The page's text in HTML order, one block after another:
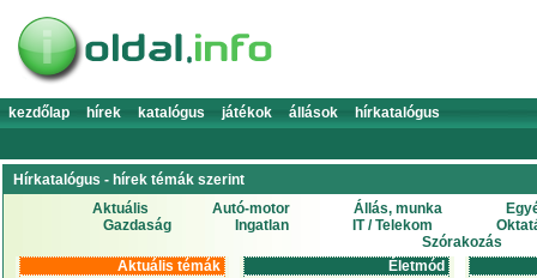
kezdőlap hírek katalógus játékok állások hírkatalógus
Hírkatalógus - hírek témák szerint
Aktuális
Autó-motor Állás, munka
Gazdaság
Ingatlan IT / Telekom
Szórakozás
Aktuális témák
Életmód